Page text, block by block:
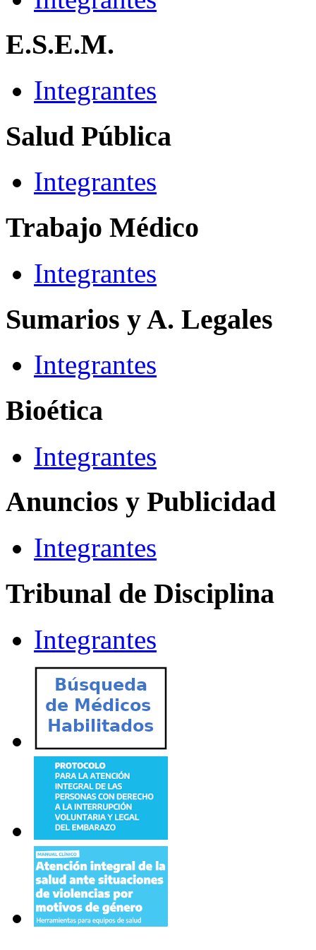
E.S.E.M.
Integrantes
Salud Pública
Integrantes
Trabajo Médico
Integrantes
Sumarios y A. Legales
Integrantes
Bioética
Integrantes
Anuncios y Publicidad
Integrantes
Tribunal de Disciplina
Integrantes